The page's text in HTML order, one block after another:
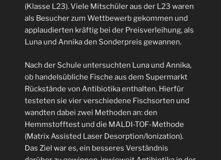
(Klasse L23). Viele Mitschüler aus der L23 waren
als Besucher zum Wettbewerb gekommen und
applaudierten kräftig bei der Preisverleihung, als
Luna und Annika den Sonderpreis gewannen.
Nach der Schule untersuchten Luna und Annika,
ob handelsübliche Fische aus dem Supermarkt
Rückstände von Antibiotika enthalten. Hierfür
testeten sie vier verschiedene Fischsorten und
wandten dabei zwei Methoden an: den
Hemmstofftest und die MALDI-TOF-Methode
(Matrix Assisted Laser Desorption/Ionization).
Das Ziel war es, ein besseres Verständnis